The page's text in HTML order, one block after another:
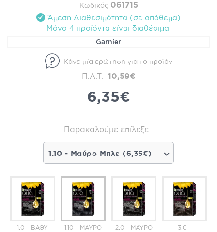
Κωδικός 061715
Άμεση Διαθεσιμότητα (σε απόθεμα)
Mόνο 4 προϊόντα είναι διαθέσιμα!
Garnier
Κάνε μία ερώτηση για το προϊόν
Π.Λ.Τ. 10,59€
6,35€
Παρακαλούμε επίλεξε
1.10 - Μαύρο Μπλε (6,35€)
1.0 - ΒΑΘΎ
1.10 - ΜΑΎΡΟ
2.0 - ΜΑΎΡΟ
3.0 -